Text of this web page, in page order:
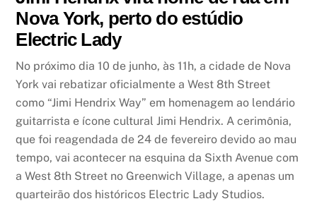
Nova York, perto do estúdio
Electric Lady
No próximo dia 10 de junho, às 11h, a cidade de Nova
York vai rebatizar oficialmente a West 8th Street
como “Jimi Hendrix Way” em homenagem ao lendário
guitarrista e ícone cultural Jimi Hendrix. A cerimônia,
que foi reagendada de 24 de fevereiro devido ao mau
tempo, vai acontecer na esquina da Sixth Avenue com
a West 8th Street no Greenwich Village, a apenas um
quarteirão dos históricos Electric Lady Studios.